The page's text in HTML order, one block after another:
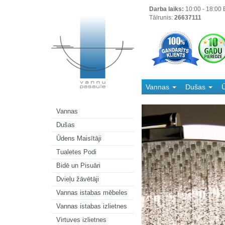
Vannas
Dušas
Ūdens Maisītāji
Tualetes Podi
Bidē un Pisuāri
Dvieļu žāvētāji
Vannas istabas mēbeles
Vannas istabas izlietnes
Virtuves izlietnes
Darba laiks: 10:00 - 18:00
Tālrunis: 26637111
Vannas Dušas